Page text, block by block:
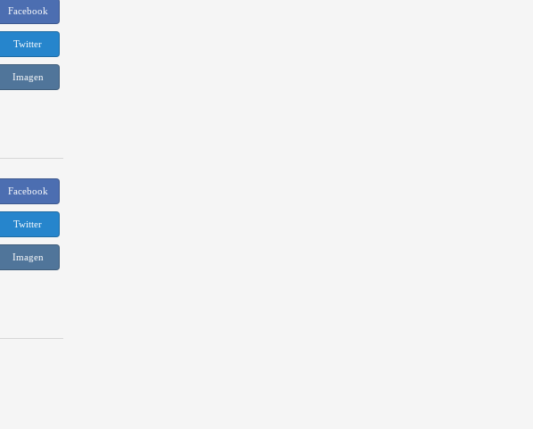
Facebook
Twitter
Imagen
Facebook
Twitter
Imagen